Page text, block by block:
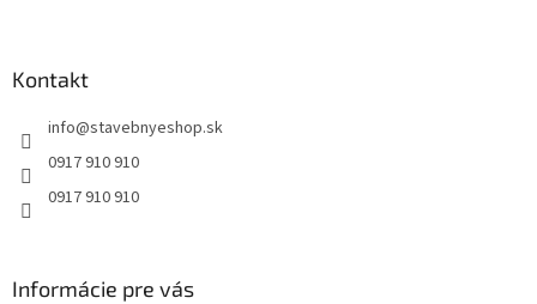
Kontakt
info@stavebnyeshop.sk
0917 910 910
0917 910 910
Informácie pre vás